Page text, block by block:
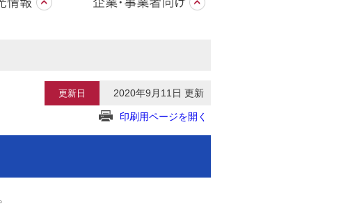
更新日 2020年9月11日 更新
印刷用ページを開く